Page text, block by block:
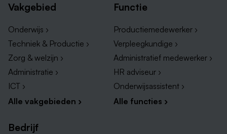
Vakgebied
Onderwijs ›
Techniek & Productie ›
Zorg & welzijn ›
Administratie ›
ICT ›
Alle vakgebieden ›
Functie
Productiemedewerker ›
Verpleegkundige ›
Administratief medewerker ›
HR adviseur ›
Onderwijsassistent ›
Alle functies ›
Bedrijf